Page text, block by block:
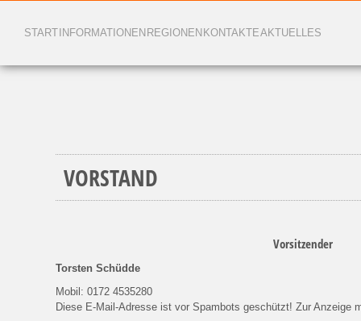
START INFORMATIONEN REGIONEN KONTAKTEAKTUELLES
VORSTAND
Vorsitzender
Torsten Schüdde
Mobil: 0172 4535280
Diese E-Mail-Adresse ist vor Spambots geschützt! Zur Anzeige